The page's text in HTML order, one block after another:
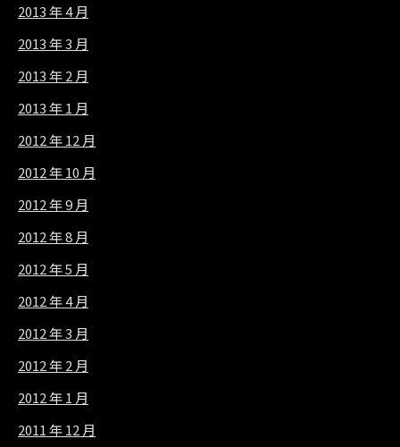
2013 年 4 月
2013 年 3 月
2013 年 2 月
2013 年 1 月
2012 年 12 月
2012 年 10 月
2012 年 9 月
2012 年 8 月
2012 年 5 月
2012 年 4 月
2012 年 3 月
2012 年 2 月
2012 年 1 月
2011 年 12 月